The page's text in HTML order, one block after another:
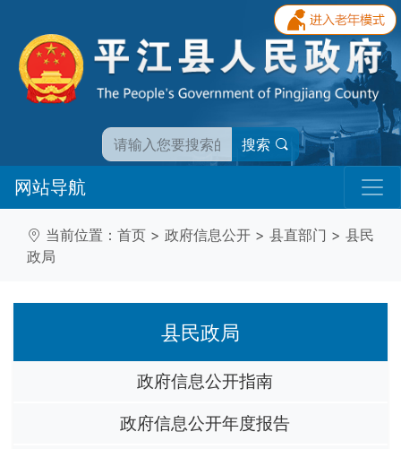
搜索
网站导航
当前位置： 首页 > 政府信息公开 > 县直部门 > 县民
政局
县民政局
政府信息公开指南
政府信息公开年度报告